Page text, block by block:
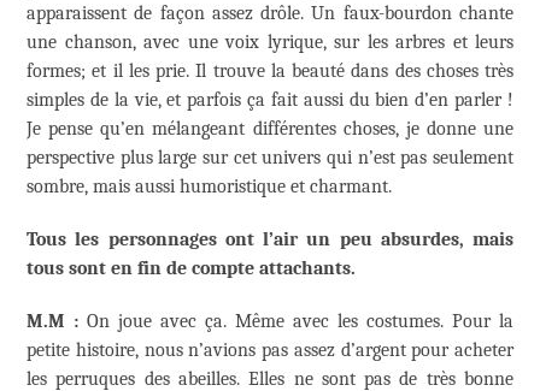
apparaissent de façon assez drôle. Un faux-bourdon chante
une chanson, avec une voix lyrique, sur les arbres et leurs
formes; et il les prie. Il trouve la beauté dans des choses très
simples de la vie, et parfois ça fait aussi du bien d’en parler !
Je pense qu’en mélangeant différentes choses, je donne une
perspective plus large sur cet univers qui n’est pas seulement
sombre, mais aussi humoristique et charmant.
Tous les personnages ont l’air un peu absurdes, mais
tous sont en fin de compte attachants.
M.M : On joue avec ça. Même avec les costumes. Pour la
petite histoire, nous n’avions pas assez d’argent pour acheter
les perruques des abeilles. Elles ne sont pas de très bonne